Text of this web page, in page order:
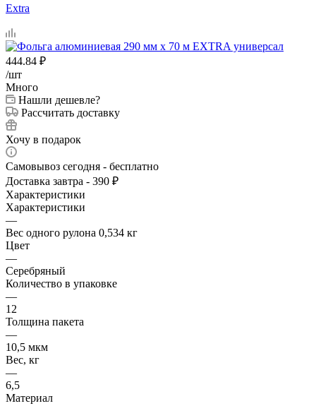
Extra
444.84 ₽
/шт
Много
Нашли дешевле?
Рассчитать доставку
Хочу в подарок
Самовывоз сегодня - бесплатно
Доставка завтра - 390 ₽
Характеристики
Характеристики
—
Вес одного рулона 0,534 кг
Цвет
—
Серебряный
Количество в упаковке
—
12
Толщина пакета
—
10,5 мкм
Вес, кг
—
6,5
Материал